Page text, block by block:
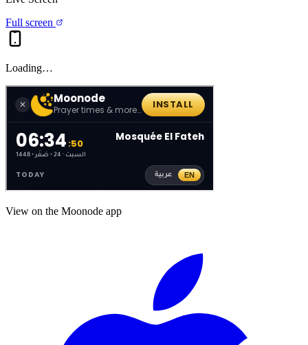
Full screen
Loading…
View on the Moonode app